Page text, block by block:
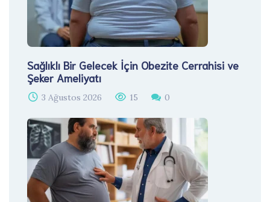
Sağlıklı Bir Gelecek İçin Obezite Cerrahisi ve
Şeker Ameliyatı
3 Ağustos 2026 15 0